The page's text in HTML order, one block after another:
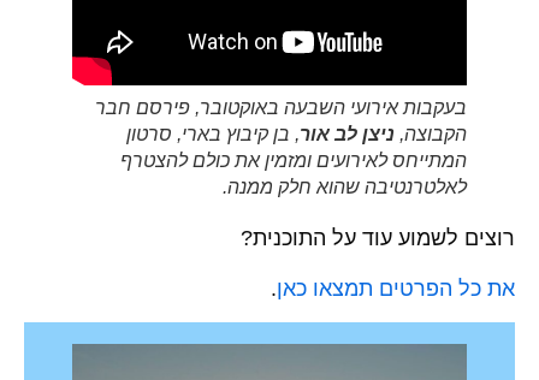
בעקבות אירועי השבעה באוקטובר, פירסם חבר
הקבוצה, ניצן לב אור, בן קיבוץ בארי, סרטון
המתייחס לאירועים ומזמין את כולם להצטרף
לאלטרנטיבה שהוא חלק ממנה.
רוצים לשמוע עוד על התוכנית?
את כל הפרטים תמצאו כאן.